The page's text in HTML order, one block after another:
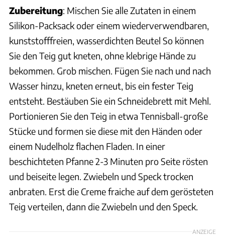
Zubereitung: Mischen Sie alle Zutaten in einem
Silikon-Packsack oder einem wiederverwendbaren,
kunststofffreien, wasserdichten Beutel So können
Sie den Teig gut kneten, ohne klebrige Hände zu
bekommen. Grob mischen. Fügen Sie nach und nach
Wasser hinzu, kneten erneut, bis ein fester Teig
entsteht. Bestäuben Sie ein Schneidebrett mit Mehl.
Portionieren Sie den Teig in etwa Tennisball-große
Stücke und formen sie diese mit den Händen oder
einem Nudelholz flachen Fladen. In einer
beschichteten Pfanne 2-3 Minuten pro Seite rösten
und beiseite legen. Zwiebeln und Speck trocken
anbraten. Erst die Creme fraiche auf dem gerösteten
Teig verteilen, dann die Zwiebeln und den Speck.
ANZEIGE